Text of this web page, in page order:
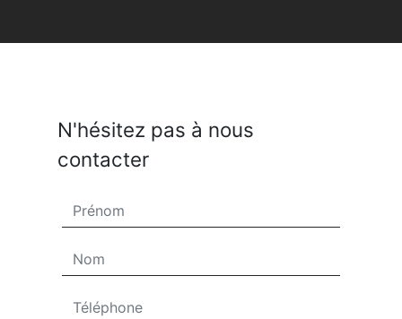
N'hésitez pas à nous
contacter